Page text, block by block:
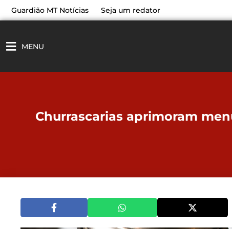
paraGuardião MT Notícias Seja um redator
MENU
Churrascarias aprimoram